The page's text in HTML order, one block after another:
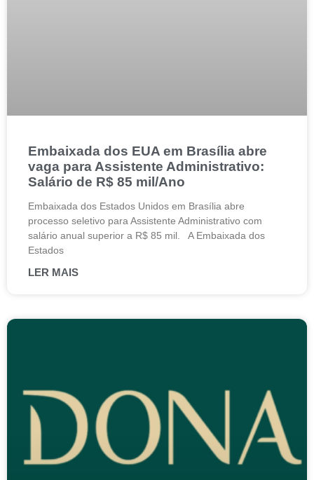
Embaixada dos EUA em Brasília abre
vaga para Assistente Administrativo:
Salário de R$ 85 mil/Ano
Embaixada dos Estados Unidos em Brasília abre
processo seletivo para Assistente Administrativo com
salário anual superior a R$ 85 mil. A Embaixada dos
Estados
LER MAIS